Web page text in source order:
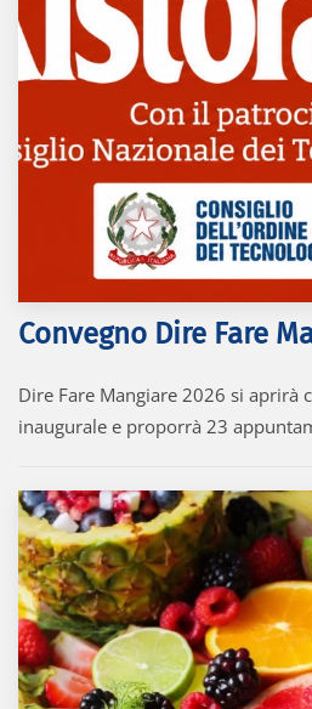
Convegno Dire Fare
Dire Fare Mangiare 2026 si aprirà
inaugurale e proporrà 23